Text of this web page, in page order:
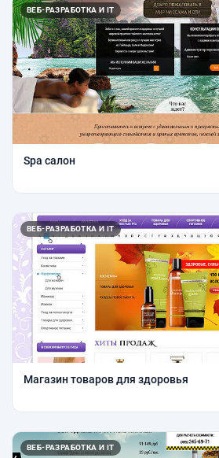
ВЕБ-РАЗРАБОТКА И IT
Spa салон
ВЕБ-РАЗРАБОТКА И IT
Магазин товаров для здоровья
ВЕБ-РАЗРАБОТКА И IT